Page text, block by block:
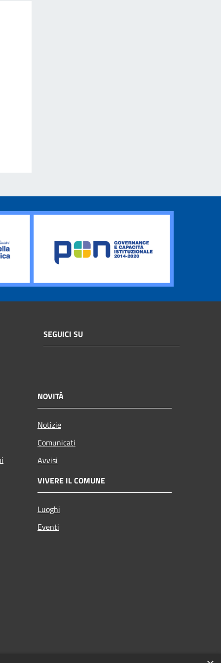
SEGUICI SU
NOVITÀ
Notizie
Comunicati
Avvisi
VIVERE IL COMUNE
Luoghi
Eventi